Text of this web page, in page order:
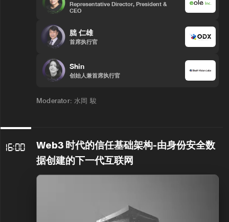
Representative Director, President &
CEO
朏 仁雄
首席执行官
Shin
创始人兼首席执行官
Moderator: 水岡 駿
16:00
Web3 时代的信任基础架构-由身份安全数
据创建的下一代互联网